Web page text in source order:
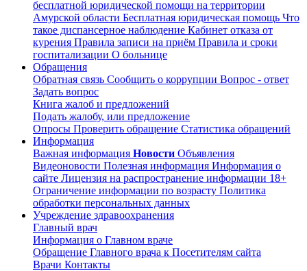
бесплатной юридической помощи на территории
Амурской области Бесплатная юридическая помощь Что
такое диспансерное наблюдение Кабинет отказа от
курения Правила записи на приём Правила и сроки
госпитализации О больнице
Обращения
Обратная связь Сообщить о коррупции Вопрос - ответ
Задать вопрос
Книга жалоб и предложений
Подать жалобу, или предложение
Опросы Проверить обращение Статистика обращений
Информация
Важная информация Новости Объявления
Видеоновости Полезная информация Информация о
сайте Лицензия на распространение информации 18+
Ограничение информации по возрасту Политика
обработки персональных данных
Учреждение здравоохранения
Главный врач
Информация о Главном враче
Обращение Главного врача к Посетителям сайта
Врачи Контакты